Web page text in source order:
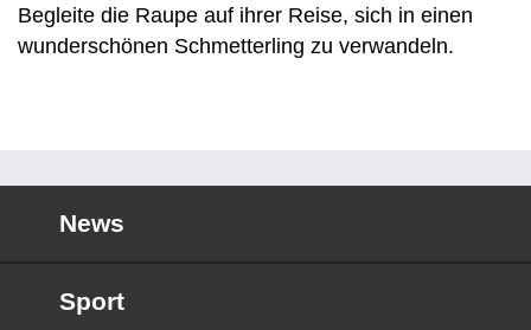
Begleite die Raupe auf ihrer Reise, sich in einen
wunderschönen Schmetterling zu verwandeln.
News
Sport